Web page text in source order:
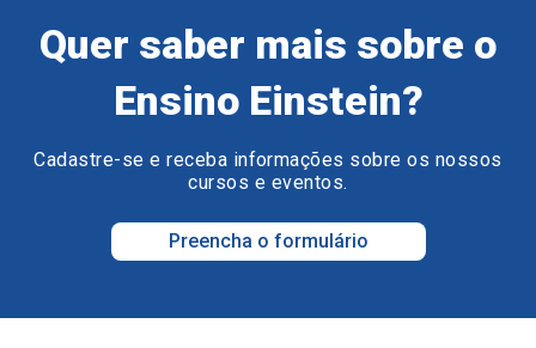
Quer saber mais sobre o
Ensino Einstein?
Cadastre-se e receba informações sobre os nossos
cursos e eventos.
Preencha o formulário